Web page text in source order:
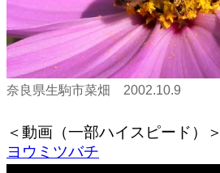
奈良県生駒市菜畑 2002.10.9
＜動画（一部ハイスピード）＞
ヨウミツバチ